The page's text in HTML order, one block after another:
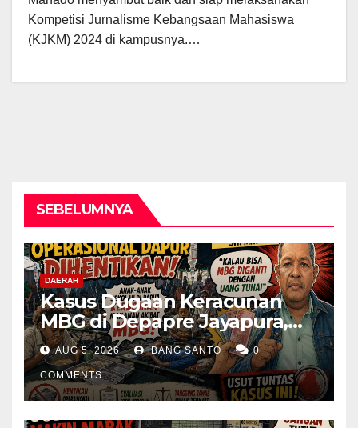
Kompetisi Jurnalisme Kebangsaan Mahasiswa
(KJKM) 2024 di kampusnya.…
SEBELUMNYA
DAERAH
Kasus Dugaan Keracunan
MBG di Depapre Jayapura,
Aktivis Papua Minta
Operasional Dapur
Dihentikan & Evaluasi
Menyeluruh
AUG 5, 2026 BANG SANTO 0
COMMENTS